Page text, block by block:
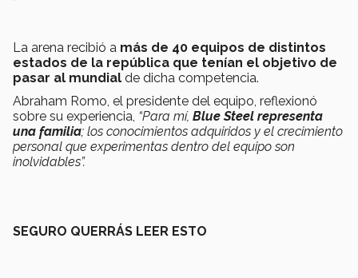
La arena recibió a más de 40 equipos de distintos
estados de la república que tenían el objetivo de
pasar al mundial de dicha competencia.
Abraham Romo, el presidente del equipo, reflexionó
sobre su experiencia, “Para mí, Blue Steel representa
una familia; los conocimientos adquiridos y el crecimiento
personal que experimentas dentro del equipo son
inolvidables”.
SEGURO QUERRÁS LEER ESTO